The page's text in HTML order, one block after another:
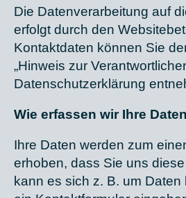
Die Datenverarbeitung auf
erfolgt durch den
Kontaktdaten können Sie
„Hinweis zur
Datenschutzerklärung
Wie erfassen wir Ihre
Ihre Daten werden zum
erhoben, dass Sie uns
kann es sich z. B. um